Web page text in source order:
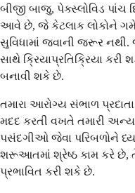
બીજી બાજુ, પેક્સ્લોવિડ પાંચ
આવે છે, જે કેટલાક લોકોને
સુવિધામાં જવાની જરૂર
સાથે ક્રિયાપ્રતિક્રિયા
બનાવી શકે છે.
તમારા આરોગ્ય સંભાળ
મદદ કરતી વખતે તમારી
પસંદગીઓ જેવા પરિબળોને
શરૂઆતમાં શ્રેષ્ઠ કામ કરે છે,
પ્રભાવિત કરી શકે છે.